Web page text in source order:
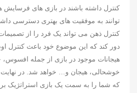
کنترل داشته باشند در بازی های فرسایش
توانند به موفقیت های بهتری دسترسی
کنترل ذهن می تواند یک فرد را از
دور کند که این موضوع خود باعث کنترل
هیجانات موجود در بازی از جمله افسوس،
خوشحالی، هیجان و… خواهد شد. در
که شما را به سمت یک بازی استراتژیک